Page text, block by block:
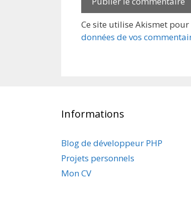
Ce site utilise Akismet
données de vos
Informations
Blog de développeur PHP
Projets personnels
Mon CV